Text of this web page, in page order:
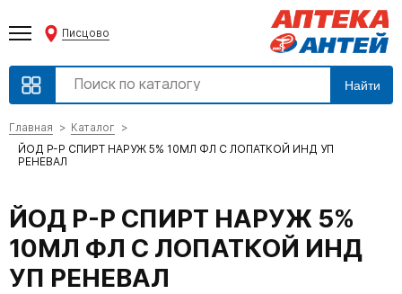
Писцово
Найти
Главная
Каталог
ЙОД Р-Р СПИРТ НАРУЖ 5% 10МЛ ФЛ С ЛОПАТКОЙ ИНД УП
РЕНЕВАЛ
ЙОД Р-Р СПИРТ НАРУЖ 5%
10МЛ ФЛ С ЛОПАТКОЙ ИНД
УП РЕНЕВАЛ